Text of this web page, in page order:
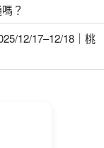
？
12/17–12/18｜桃